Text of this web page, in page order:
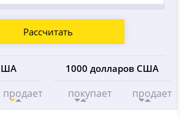
Рассчитать
продает
1000 долларов США
покупает продает